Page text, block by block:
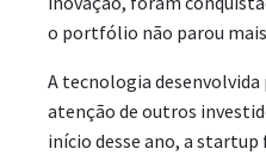
o portfólio não parou mais
A tecnologia desenvolvida
atenção de outros
início desse ano, a